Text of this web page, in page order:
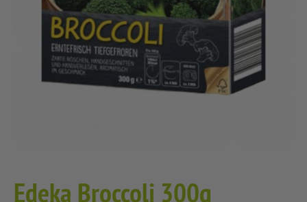
Edeka Broccoli 300g